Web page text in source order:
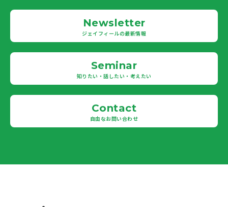
Newsletter
ジェイフィールの最新情報
Seminar
知りたい・話したい・考えたい
Contact
自由なお問い合わせ